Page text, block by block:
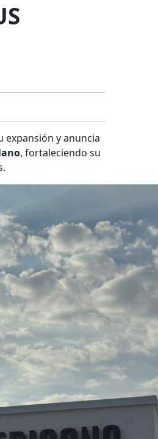
expansión y anuncia
, fortaleciendo su